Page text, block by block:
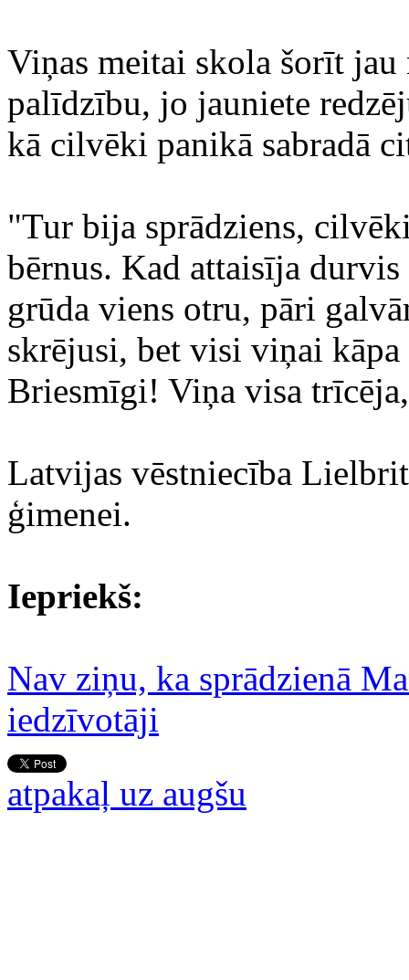
Viņas meitai skola šorīt
palīdzību, jo jauniete
kā cilvēki panikā sabradā
"Tur bija sprādziens,
bērnus. Kad attaisīja
grūda viens otru, pāri
skrējusi, bet visi viņai
Briesmīgi! Viņa visa
Latvijas vēstniecība
ģimenei.
Iepriekš:
Nav ziņu, ka sprādzienā
iedzīvotāji
atpakaļ uz augšu